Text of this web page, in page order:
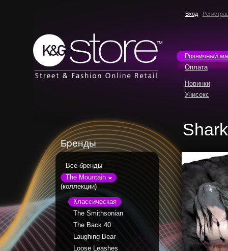
Вход
Розничный
Оплата
Новинки
Унисекс
Бренды
Все бренды
The Mountain
(коллекции)
Классическая
The Smithsonian
The Back 40
Laughing Bear
Loose Leashes